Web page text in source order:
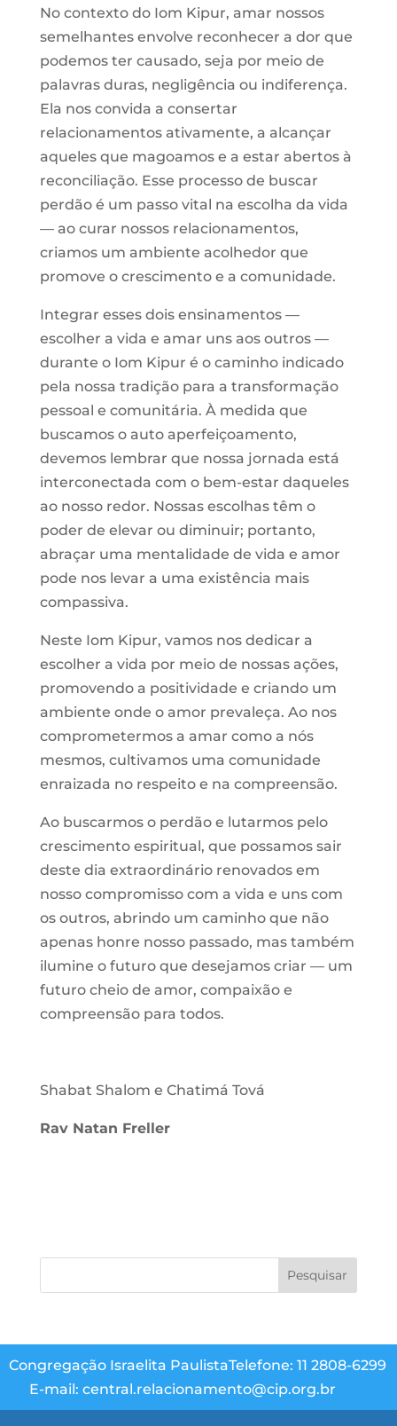
No contexto do Iom Kipur, amar nossos
semelhantes envolve reconhecer a dor que
podemos ter causado, seja por meio de
palavras duras, negligência ou indiferença.
Ela nos convida a consertar
relacionamentos ativamente, a alcançar
aqueles que magoamos e a estar abertos à
reconciliação. Esse processo de buscar
perdão é um passo vital na escolha da vida
— ao curar nossos relacionamentos,
criamos um ambiente acolhedor que
promove o crescimento e a comunidade.
Integrar esses dois ensinamentos —
escolher a vida e amar uns aos outros —
durante o Iom Kipur é o caminho indicado
pela nossa tradição para a transformação
pessoal e comunitária. À medida que
buscamos o auto aperfeiçoamento,
devemos lembrar que nossa jornada está
interconectada com o bem-estar daqueles
ao nosso redor. Nossas escolhas têm o
poder de elevar ou diminuir; portanto,
abraçar uma mentalidade de vida e amor
pode nos levar a uma existência mais
compassiva.
Neste Iom Kipur, vamos nos dedicar a
escolher a vida por meio de nossas ações,
promovendo a positividade e criando um
ambiente onde o amor prevaleça. Ao nos
comprometermos a amar como a nós
mesmos, cultivamos uma comunidade
enraizada no respeito e na compreensão.
Ao buscarmos o perdão e lutarmos pelo
crescimento espiritual, que possamos sair
deste dia extraordinário renovados em
nosso compromisso com a vida e uns com
os outros, abrindo um caminho que não
apenas honre nosso passado, mas também
ilumine o futuro que desejamos criar — um
futuro cheio de amor, compaixão e
compreensão para todos.
Shabat Shalom e Chatimá Tová
Rav Natan Freller
Congregação Israelita PaulistaTelefone: 11 2808-6299
E-mail: central.relacionamento@cip.org.br